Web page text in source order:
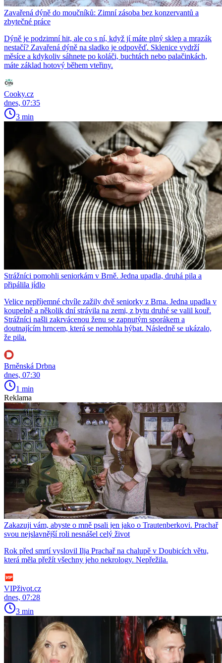
Zavařená dýně do moučníků: Zimní zásoba bez konzervantů a
zbytečné práce
Dýně je podzimní hit, ale co s ní, když jí máte plný sklep a mrazák
nestačí? Zavařená dýně na sladko je odpověď. Sklenice vydrží
měsíce a kdykoliv sáhnete po koláči, buchtách nebo palačinkách,
máte základ hotový během vteřiny.
Cooky.cz
dnes, 07:35
3 min
Strážníci pomohli seniorkám v Brně. Jedna upadla, druhá pila a
připálila jídlo
Velice nepříjemné chvíle zažily dvě seniorky z Brna. Jedna upadla v
koupelně a několik dní strávila na zemi, z bytu druhé se valil kouř.
Strážníci našli zakrvácenou ženu se zapnutým sporákem a
doutnajícím hrncem, která se nemohla hýbat. Následně se ukázalo,
že pila.
Brněnská Drbna
dnes, 07:30
1 min
Reklama
Zakazuji vám, abyste o mně psali jen jako o Trautenberkovi. Prachař
svou nejslavnější roli nesnášel celý život
Rok před smrtí vyslovil Ilja Prachař na chalupě v Doubicích větu,
která měla přežít všechny jeho nekrology. Nepřežila.
VIPživot.cz
dnes, 07:28
3 min